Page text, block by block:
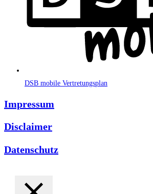
DSB mobile Vertretungsplan
Impressum
Disclaimer
Datenschutz